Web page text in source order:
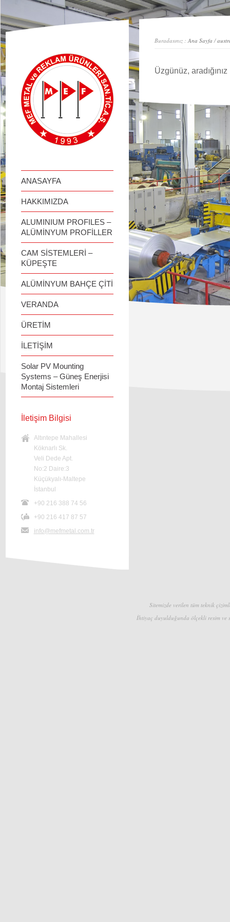
займ онлайн
ANASAYFA
HAKKIMIZDA
ALUMINIUM PROFILES –
ALÜMİNYUM PROFİLLER
CAM SİSTEMLERİ –
KÜPEŞTE
ALÜMİNYUM BAHÇE ÇİTİ
VERANDA
ÜRETİM
İLETİŞİM
Solar PV Mounting
Systems – Güneş Enerjisi
Montaj Sistemleri
İletişim Bilgisi
Altıntepe Mahallesi
Köknarlı Sk.
Veli Dede Apt.
No:2 Daire:3
Küçükyalı-Maltepe
İstanbul
+90 216 388 74 56
+90 216 417 87 57
info@mefmetal.com.tr
Buradasınız :Ana Sayfa /
Üzgünüz,
Sitemizde verilen tüm teknik
İhtiyaç duyulduğunda ölçekli resim ve